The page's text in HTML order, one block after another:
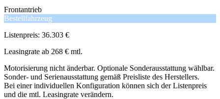
Frontantrieb
Bestellfahrzeug
Listenpreis: 36.303 €
Leasingrate ab 268 € mtl.
Motorisierung nicht änderbar. Optionale Sonderausstattung wählbar.
Sonder- und Serienausstattung gemäß Preisliste des Herstellers.
Bei einer individuellen Konfiguration können sich der Listenpreis
und die mtl. Leasingrate verändern.